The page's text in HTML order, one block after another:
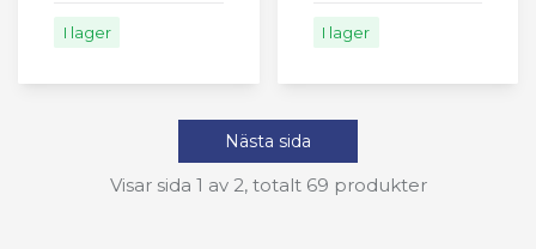
I lager I lager
Nästa sida
Visar sida 1 av 2, totalt 69 produkter